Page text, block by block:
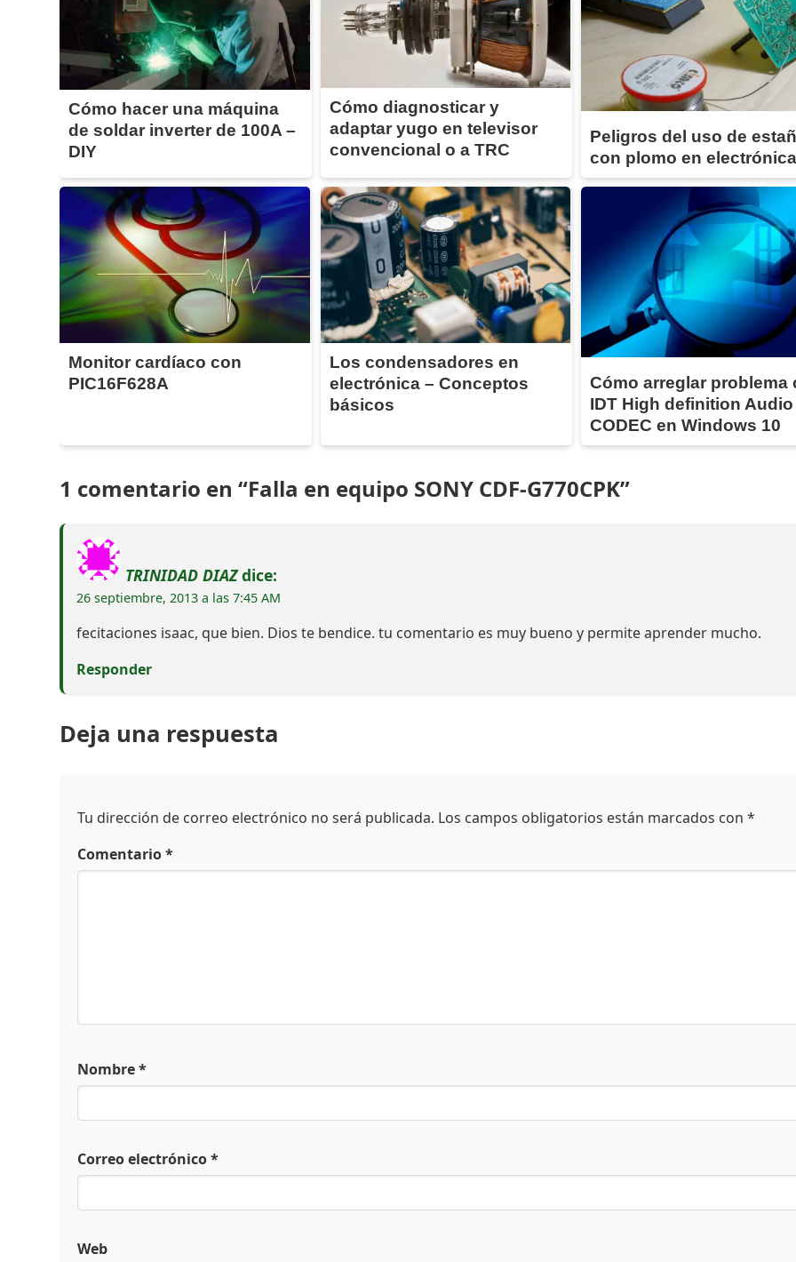
Cómo hacer una máquina
de soldar inverter de 100A –
DIY
Cómo diagnosticar y
adaptar yugo en televisor
convencional o a TRC
Peligros del uso de
con plomo en
Monitor cardíaco con
PIC16F628A
Los condensadores en
electrónica – Conceptos
básicos
Cómo arreglar problema
IDT High definition Audio
CODEC en Windows 10
1 comentario en “Falla en equipo SONY CDF-G770CPK”
TRINIDAD DIAZ dice:
26 septiembre, 2013 a las 7:45 AM
fecitaciones isaac, que bien. Dios te bendice. tu comentario es muy bueno y permite aprender mucho.
Responder
Deja una respuesta
Tu dirección de correo electrónico no será publicada. Los campos obligatorios están marcados con*
Comentario*
Nombre*
Correo electrónico*
Web